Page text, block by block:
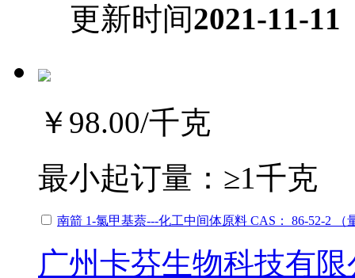
更新时间2021-11-11
￥98.00/千克
最小起订量： ≥1千克
南箭 1-氯甲基萘---化工中间体原料 CAS： 86-52-2
广州卡芬生物科技有